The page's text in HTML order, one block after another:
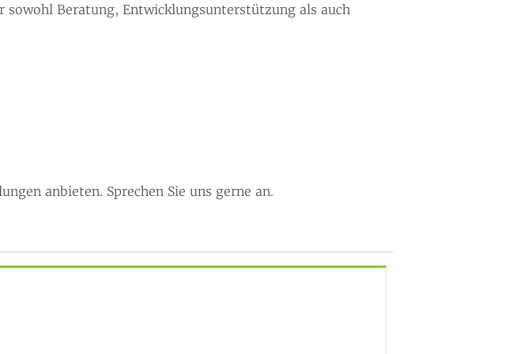
Beratung, Entwicklungsunterstützung als auch
anbieten. Sprechen Sie uns gerne an.